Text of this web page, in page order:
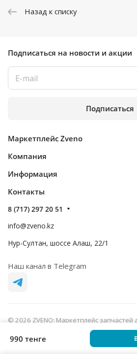
990 тенге
Назад к списку
Подписаться на новости и акции
Подписаться
Маркетплейс Zveno
Компания
Информация
Контакты
8 (717) 297 20 51
info@zveno.kz
Нур-Султан, шоссе Алаш, 22/1
Наш канал в Telegram
© 2026 ZVENO: Маркетплейс запчастей
Конфиденциальность